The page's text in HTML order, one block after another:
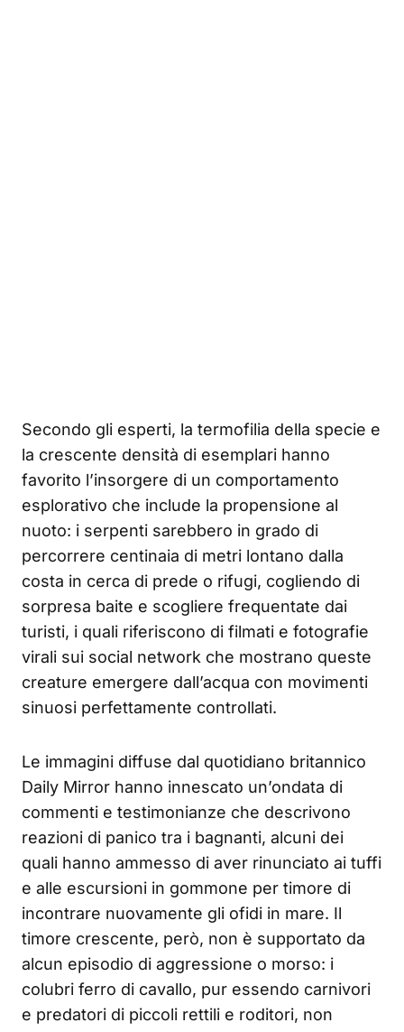
Secondo gli esperti, la termofilia della specie e
la crescente densità di esemplari hanno
favorito l’insorgere di un comportamento
esplorativo che include la propensione al
nuoto: i serpenti sarebbero in grado di
percorrere centinaia di metri lontano dalla
costa in cerca di prede o rifugi, cogliendo di
sorpresa baite e scogliere frequentate dai
turisti, i quali riferiscono di filmati e fotografie
virali sui social network che mostrano queste
creature emergere dall’acqua con movimenti
sinuosi perfettamente controllati.
Le immagini diffuse dal quotidiano britannico
Daily Mirror hanno innescato un’ondata di
commenti e testimonianze che descrivono
reazioni di panico tra i bagnanti, alcuni dei
quali hanno ammesso di aver rinunciato ai tuffi
e alle escursioni in gommone per timore di
incontrare nuovamente gli ofidi in mare. Il
timore crescente, però, non è supportato da
alcun episodio di aggressione o morso: i
colubri ferro di cavallo, pur essendo carnivori
e predatori di piccoli rettili e roditori, non